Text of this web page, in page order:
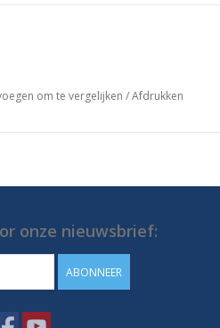
dan gerust contact met ons
om te vergelijken /Afdrukken
onze nieuwsbrief:
ABONNEER